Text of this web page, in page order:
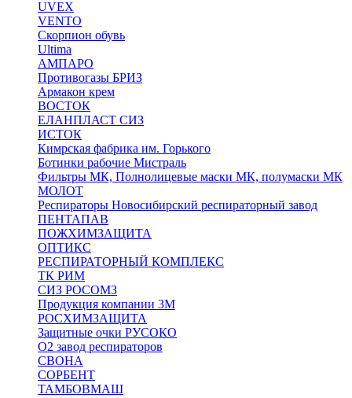
UVEX
VENTO
Скорпион обувь
Ultima
АМПАРО
Противогазы БРИЗ
Армакон крем
ВОСТОК
ЕЛАНПЛАСТ СИЗ
ИСТОК
Кимрская фабрика им. Горького
Ботинки рабочие Мистраль
Фильтры МК, Полнолицевые маски МК, полумаски МК
МОЛОТ
Респираторы Новосибирский респираторный завод
ПЕНТАПАВ
ПОЖХИМЗАЩИТА
ОПТИКС
РЕСПИРАТОРНЫЙ КОМПЛЕКС
ТК РИМ
СИЗ РОСОМЗ
Продукция компании 3M
РОСХИМЗАЩИТА
Защитные очки РУСОКО
О2 завод респираторов
СВОНА
СОРБЕНТ
ТАМБОВМАШ